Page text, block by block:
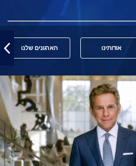
אודותינו הארגונים שלנו